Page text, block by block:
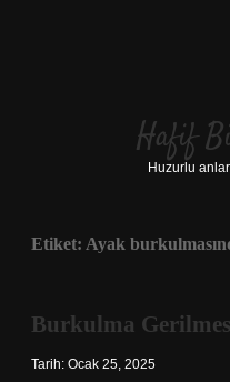
Hafif
Huzurlu
Etiket: Ayak
Burkulma
Tarih: Ocak 25, 2025